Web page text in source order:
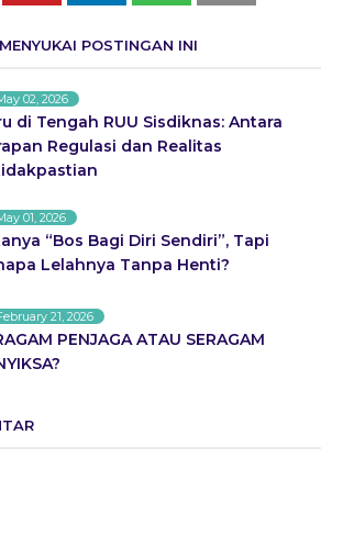
POSTINGAN INI
02, 2026
di Tengah RUU Sisdiknas: Antara
Regulasi dan Realitas
01, 2026
“Bos Bagi Diri Sendiri”, Tapi
Lelahnya Tanpa Henti?
21, 2026
PENJAGA ATAU SERAGAM